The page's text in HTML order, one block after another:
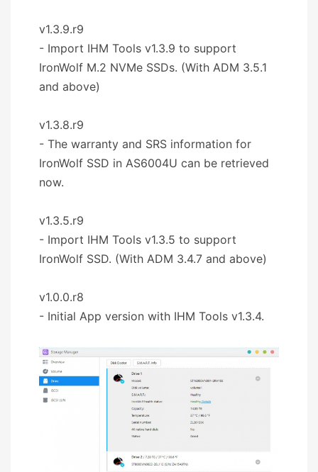
v1.3.9.r9
- Import IHM Tools v1.3.9 to support
IronWolf M.2 NVMe SSDs. (With ADM 3.5.1
and above)
v1.3.8.r9
- The warranty and SRS information for
IronWolf SSD in AS6004U can be retrieved
now.
v1.3.5.r9
- Import IHM Tools v1.3.5 to support
IronWolf SSD. (With ADM 3.4.7 and above)
v1.0.0.r8
- Initial App version with IHM Tools v1.3.4.